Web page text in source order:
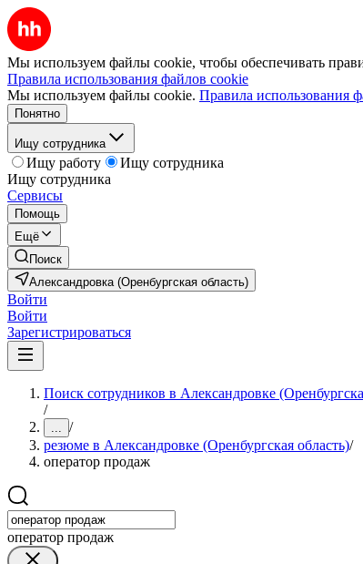
Мы используем файлы cookie, чтобы обеспечивать
Правила использования файлов cookie
Мы используем файлы cookie. Правила использования
Понятно
Ищу сотрудника
Ищу работу
Ищу сотрудника
Ищу сотрудника
Сервисы
Помощь
Ещё
Поиск
Александровка (Оренбургская область)
Войти
Войти
Зарегистрироваться
Поиск сотрудников в Александровке
/
... /
резюме в Александровке (Оренбургская область)/
оператор продаж
оператор продаж